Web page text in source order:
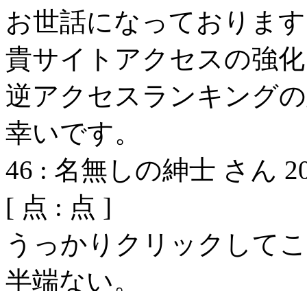
お世話になっておりま
貴サイトアクセスの強
逆アクセスランキング
幸いです。
46 : 名無しの紳士 さん
[ 点 : 点 ]
うっかりクリックして
半端ない。